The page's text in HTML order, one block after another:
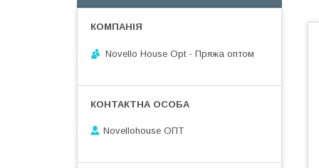
Novello House Opt - Пряжа оптом
Novellohouse ОПТ